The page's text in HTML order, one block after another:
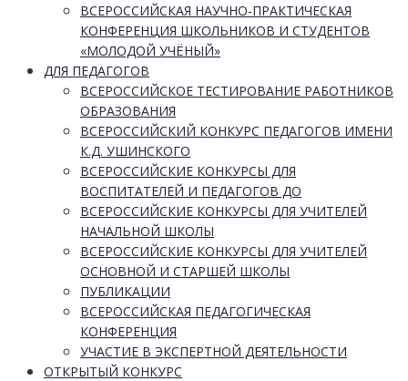
ВСЕРОССИЙСКАЯ НАУЧНО-ПРАКТИЧЕСКАЯ
КОНФЕРЕНЦИЯ ШКОЛЬНИКОВ И СТУДЕНТОВ
«МОЛОДОЙ УЧЁНЫЙ»
ДЛЯ ПЕДАГОГОВ
ВСЕРОССИЙСКОЕ ТЕСТИРОВАНИЕ РАБОТНИКОВ
ОБРАЗОВАНИЯ
ВСЕРОССИЙСКИЙ КОНКУРС ПЕДАГОГОВ ИМЕНИ
К.Д. УШИНСКОГО
ВСЕРОССИЙСКИЕ КОНКУРСЫ ДЛЯ
ВОСПИТАТЕЛЕЙ И ПЕДАГОГОВ ДО
ВСЕРОССИЙСКИЕ КОНКУРСЫ ДЛЯ УЧИТЕЛЕЙ
НАЧАЛЬНОЙ ШКОЛЫ
ВСЕРОССИЙСКИЕ КОНКУРСЫ ДЛЯ УЧИТЕЛЕЙ
ОСНОВНОЙ И СТАРШЕЙ ШКОЛЫ
ПУБЛИКАЦИИ
ВСЕРОССИЙСКАЯ ПЕДАГОГИЧЕСКАЯ
КОНФЕРЕНЦИЯ
УЧАСТИЕ В ЭКСПЕРТНОЙ ДЕЯТЕЛЬНОСТИ
ОТКРЫТЫЙ КОНКУРС